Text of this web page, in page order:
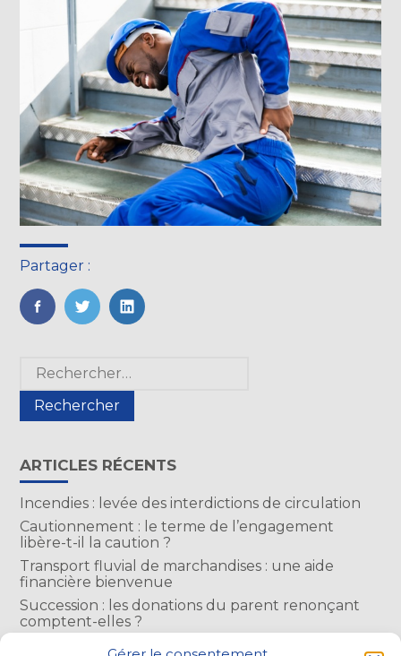
Partager :
FaceBook
TwitterLinkedIn
Blog
sidebar
Rechercher :
ARTICLES RÉCENTS
Incendies : levée des interdictions de circulation
Cautionnement : le terme de l’engagement
libère-t-il la caution ?
Transport fluvial de marchandises : une aide
financière bienvenue
Succession : les donations du parent renonçant
comptent-elles ?
Encadrement des loyers : une année de plus